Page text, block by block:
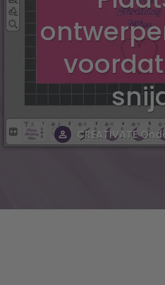
CREATIVATE